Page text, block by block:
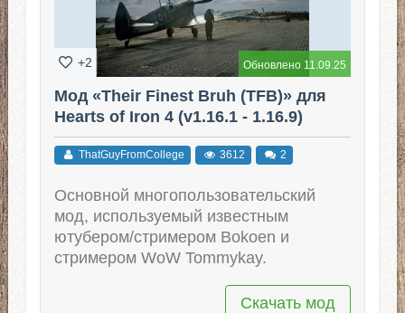
Обновлено 11.09.25
+2
Мод «Their Finest Bruh (TFB)» для
Hearts of Iron 4 (v1.16.1 - 1.16.9)
ThatGuyFromCollege 3612 2
Основной многопользовательский
мод, используемый известным
ютубером/стримером Bokoen и
стримером WoW Tommykay.
Скачать мод